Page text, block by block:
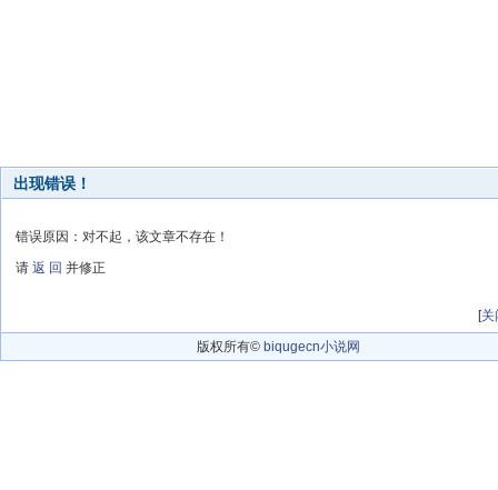
出现错误！
错误原因：对不起，该文章不存在！
请 返 回 并修正
[关
版权所有© biqugecn小说网